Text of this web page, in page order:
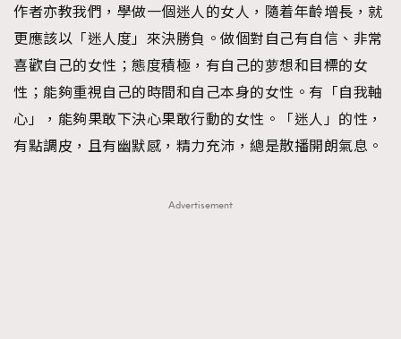
作者亦教我們，學做一個迷人的女人，隨着年齡增長，就
更應該以「迷人度」來決勝負。做個對自己有自信、非常
喜歡自己的女性；態度積極，有自己的萝想和目標的女
性；能夠重視自己的時間和自己本身的女性。有「自我軸
心」，能夠果敢下決心果敢行動的女性。「迷人」的性，
有點調皮，且有幽默感，精力充沛，總是散播開朗氣息。
Advertisement